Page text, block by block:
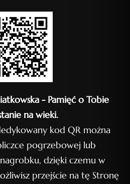
- Pamięć o Tobie
na wieki.
kod QR można
pogrzebowej lub
dzięki czemu w
przejście na tę Stronę